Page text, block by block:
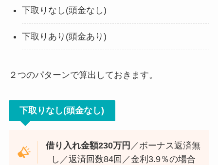
下取りなし(頭金なし)
下取りあり(頭金あり)
２つのパターンで算出しておきます。
下取りなし(頭金なし)
借り入れ金額230万円 ／ボーナス返済無
し／返済回数84回／金利3.9％の場合